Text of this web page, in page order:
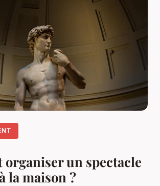
organiser un spectacle
la maison ?